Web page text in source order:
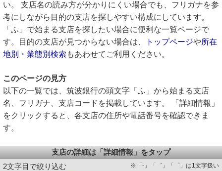
い。 支店名の読み方が分かりにくい場合でも、フリガナを参
考にしながら目的の支店を探しやすい構成にしています。
「ふ」で始まる支店を探したい場合に便利な一覧ページで
す。目的の支店が見つからない場合は、
トップページや所在
地別・業態別検索 もあわせてご利用ください。
このページの見方
以下の一覧では、筑波銀行の頭文字「ふ」から始まる支店
名、フリガナ、支店コードを掲載しています。 「詳細情報」
をクリックすると、各支店の住所や電話番号を確認できま
す。
支店の詳細は「詳細情報」をタップ
2文字目で絞り込む
※「-」「゛」「゜」は1文字扱い